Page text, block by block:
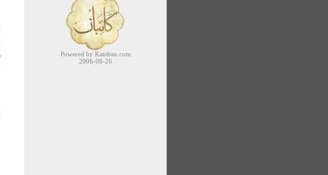
Powered by Kateban.com
2006-08-26